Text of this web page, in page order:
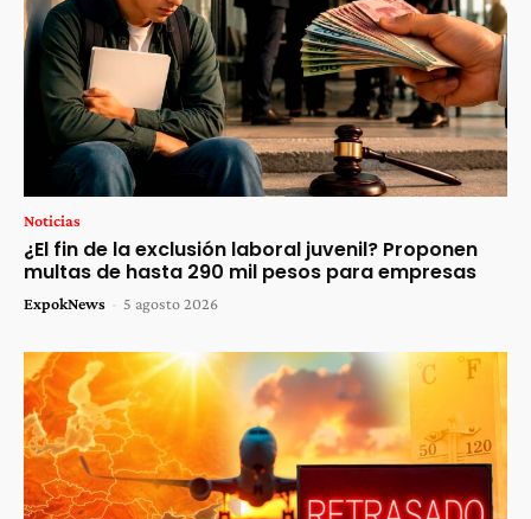
Noticias
¿El fin de la exclusión laboral juvenil? Proponen
multas de hasta 290 mil pesos para empresas
ExpokNews - 5 agosto 2026